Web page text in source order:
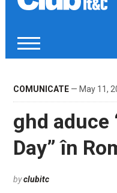
COMUNICATE— May 11,
ghd aduce
Day” în
byclubitc